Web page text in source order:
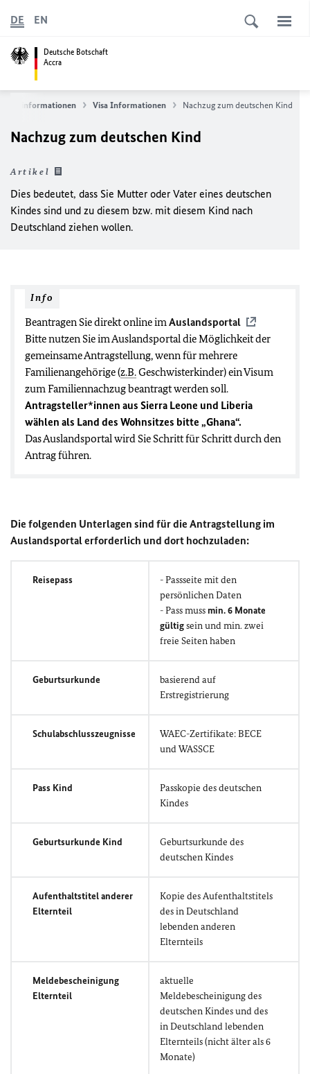
Deutsche Botschaft
Accra
DE EN
Visainformationen Visa Informationen Nachzug zum deutschen Kind
Nachzug zum deutschen Kind
Artikel
Dies bedeutet, dass Sie Mutter oder Vater eines deutschen
Kindes sind und zu diesem bzw. mit diesem Kind nach
Deutschland ziehen wollen.
Info
Beantragen Sie direkt online imAuslandsportal
Bitte nutzen Sie im Auslandsportal die Möglichkeit der
gemeinsame Antragstellung, wenn für mehrere
Familienangehörige (z.B.Geschwisterkinder) ein Visum
zum Familiennachzug beantragt werden soll.
Antragsteller*innen aus Sierra Leone und Liberia
wählen als Land des Wohnsitzes bitte „Ghana“.
Das Auslandsportal wird Sie Schritt für Schritt durch den
Antrag führen.
Die folgenden Unterlagen sind für die Antragstellung im
Auslandsportal erforderlich und dort hochzuladen:
Reisepass
- Passseite mit den
persönlichen Daten
- Pass mussmin. 6 Monate
gültigsein und min. zwei
freie Seiten haben
Geburtsurkunde
basierend auf
Erstregistrierung
Schulabschlusszeugnisse
WAEC-Zertifikate: BECE
und WASSCE
Pass Kind
Passkopie des deutschen
Kindes
Geburtsurkunde Kind
Geburtsurkunde des
deutschen Kindes
Aufenthaltstitel anderer
Elternteil
Kopie des Aufenthaltstitels
des in Deutschland
lebenden anderen
Elternteils
Meldebescheinigung
Elternteil
aktuelle
Meldebescheinigung des
deutschen Kindes und des
in Deutschland lebenden
Elternteils (nicht älter als 6
Monate)